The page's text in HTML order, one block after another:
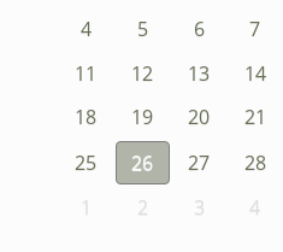
4
5 6 7
11
12 13 14
18
19 20 21
25
26 27 28
1
2 3 4